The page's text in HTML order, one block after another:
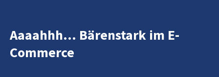
Aaaahhh... Bärenstark im E-
Commerce